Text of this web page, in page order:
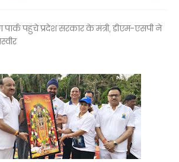
पार्क पहुंचे प्रदेश सरकार के मंत्री, डीएम-एसपी ने